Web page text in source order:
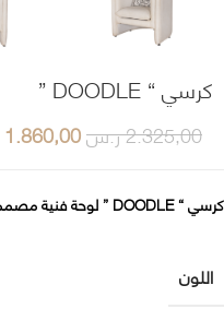
كرسي “ DOODLE ”
2.325,00ر.س1.860,00
كرسي “ DOODLE ” لوحة فنية مصممة خصيصا لك !
اللون